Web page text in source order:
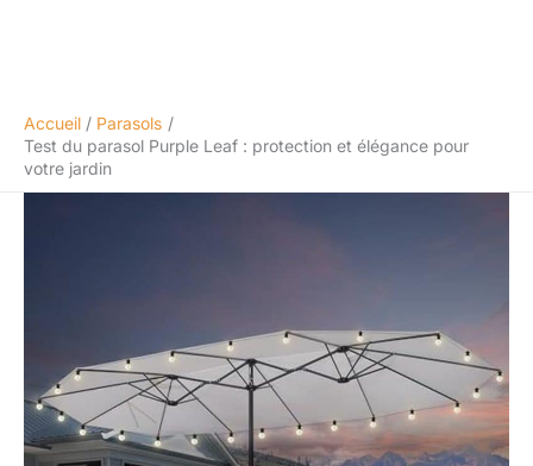
Accueil
Parasols
Test du parasol Purple Leaf : protection et élégance pour
votre jardin